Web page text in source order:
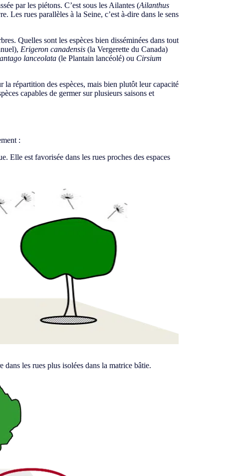
par les piétons. C’est sous les Ailantes (Ailanthus
Les rues parallèles à la Seine, c’est à-dire dans le sens
Quelles sont les espèces bien disséminées dans tout
Erigeron canadensis (la Vergerette du Canada)
lanceolata (le Plantain lancéolé) ou Cirsium
répartition des espèces, mais bien plutôt leur capacité
capables de germer sur plusieurs saisons et
:
Elle est favorisée dans les rues proches des espaces
les rues plus isolées dans la matrice bâtie.